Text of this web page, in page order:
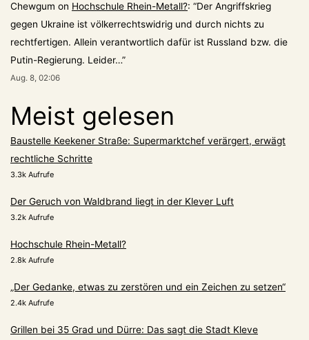
Chewgum on Hochschule Rhein-Metall?: “Der Angriffskrieg
gegen Ukraine ist völkerrechtswidrig und durch nichts zu
rechtfertigen. Allein verantwortlich dafür ist Russland bzw. die
Putin-Regierung. Leider…”
Aug. 8, 02:06
Meist gelesen
Baustelle Keekener Straße: Supermarktchef verärgert, erwägt
rechtliche Schritte
3.3k Aufrufe
Der Geruch von Waldbrand liegt in der Klever Luft
3.2k Aufrufe
Hochschule Rhein-Metall?
2.8k Aufrufe
„Der Gedanke, etwas zu zerstören und ein Zeichen zu setzen“
2.4k Aufrufe
Grillen bei 35 Grad und Dürre: Das sagt die Stadt Kleve